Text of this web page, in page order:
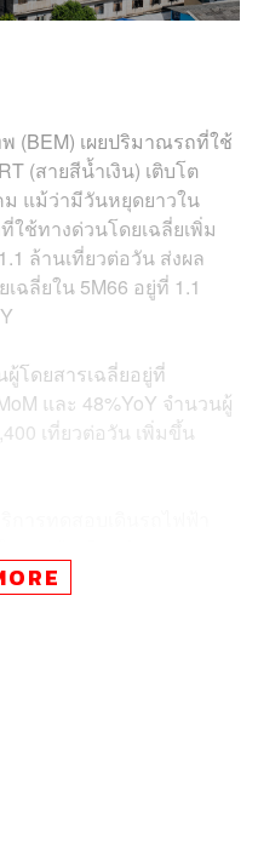
(BEM) เผยปริมาณรถที่ใช้
(สายสีน้ำเงิน) เติบโต
ม แม้ว่ามีวันหยุดยาวใน
ช้ทางด่วนโดยเฉลี่ยเพิ่ม
ล้านเที่ยวต่อวัน ส่งผล
ลี่ยใน 5M66 อยู่ที่ 1.1
โดยสารเฉลี่ยอยู่ที่
และ 48%YoY จำนวนผู้
เที่ยวต่อวัน เพิ่มขึ้น
งเต็มรูปแบบในช่วงปลาย